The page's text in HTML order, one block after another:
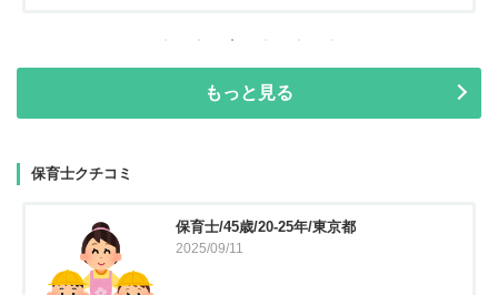
もっと見る
保育士クチコミ
保育士/45歳/20-25年/東京都
2025/09/11